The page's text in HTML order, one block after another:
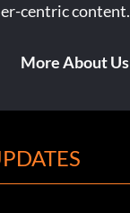
centric content.
More About Us